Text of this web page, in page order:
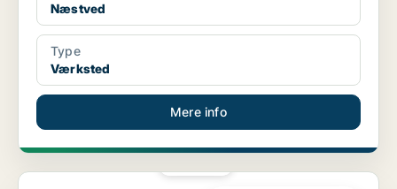
Næstved
Type
Værksted
Mere info
Restaurant i Væggerløse